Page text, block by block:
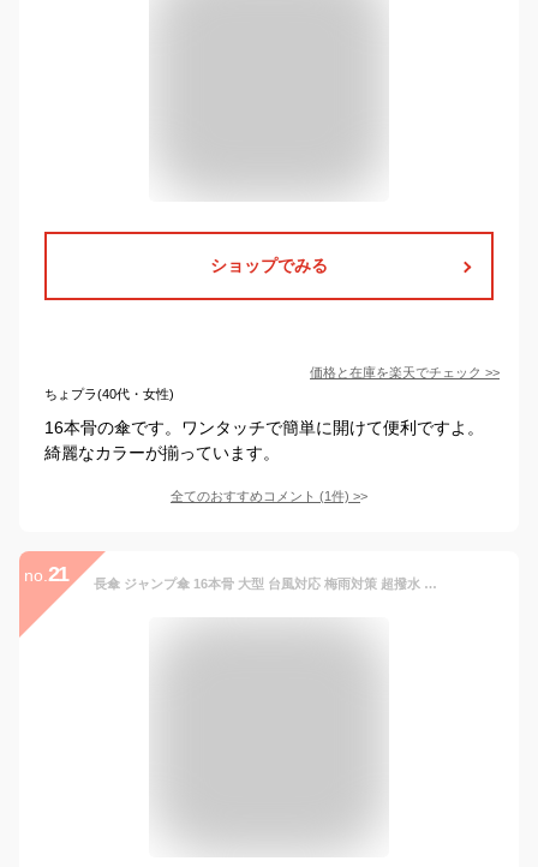
ショップでみる
価格と在庫を楽天でチェック >>
ちょプラ(40代・女性)
16本骨の傘です。ワンタッチで簡単に開けて便利ですよ。
綺麗なカラーが揃っています。
全てのおすすめコメント (1件) >
no. 21 長傘 ジャンプ傘 16本骨 大型 台風対応 梅雨対策 超撥水 メンズ レディース